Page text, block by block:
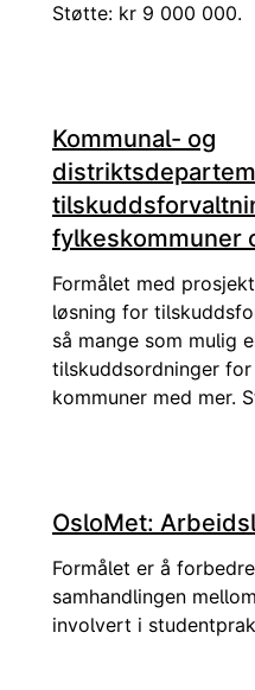
Støtte: kr 9 000 000.
Kommunal- og
fylkeskommuner
Formålet med
løsning for
så mange som mulig
tilskuddsordninger
kommuner med mer.
OsloMet:
Formålet er å
samhandlingen
involvert i